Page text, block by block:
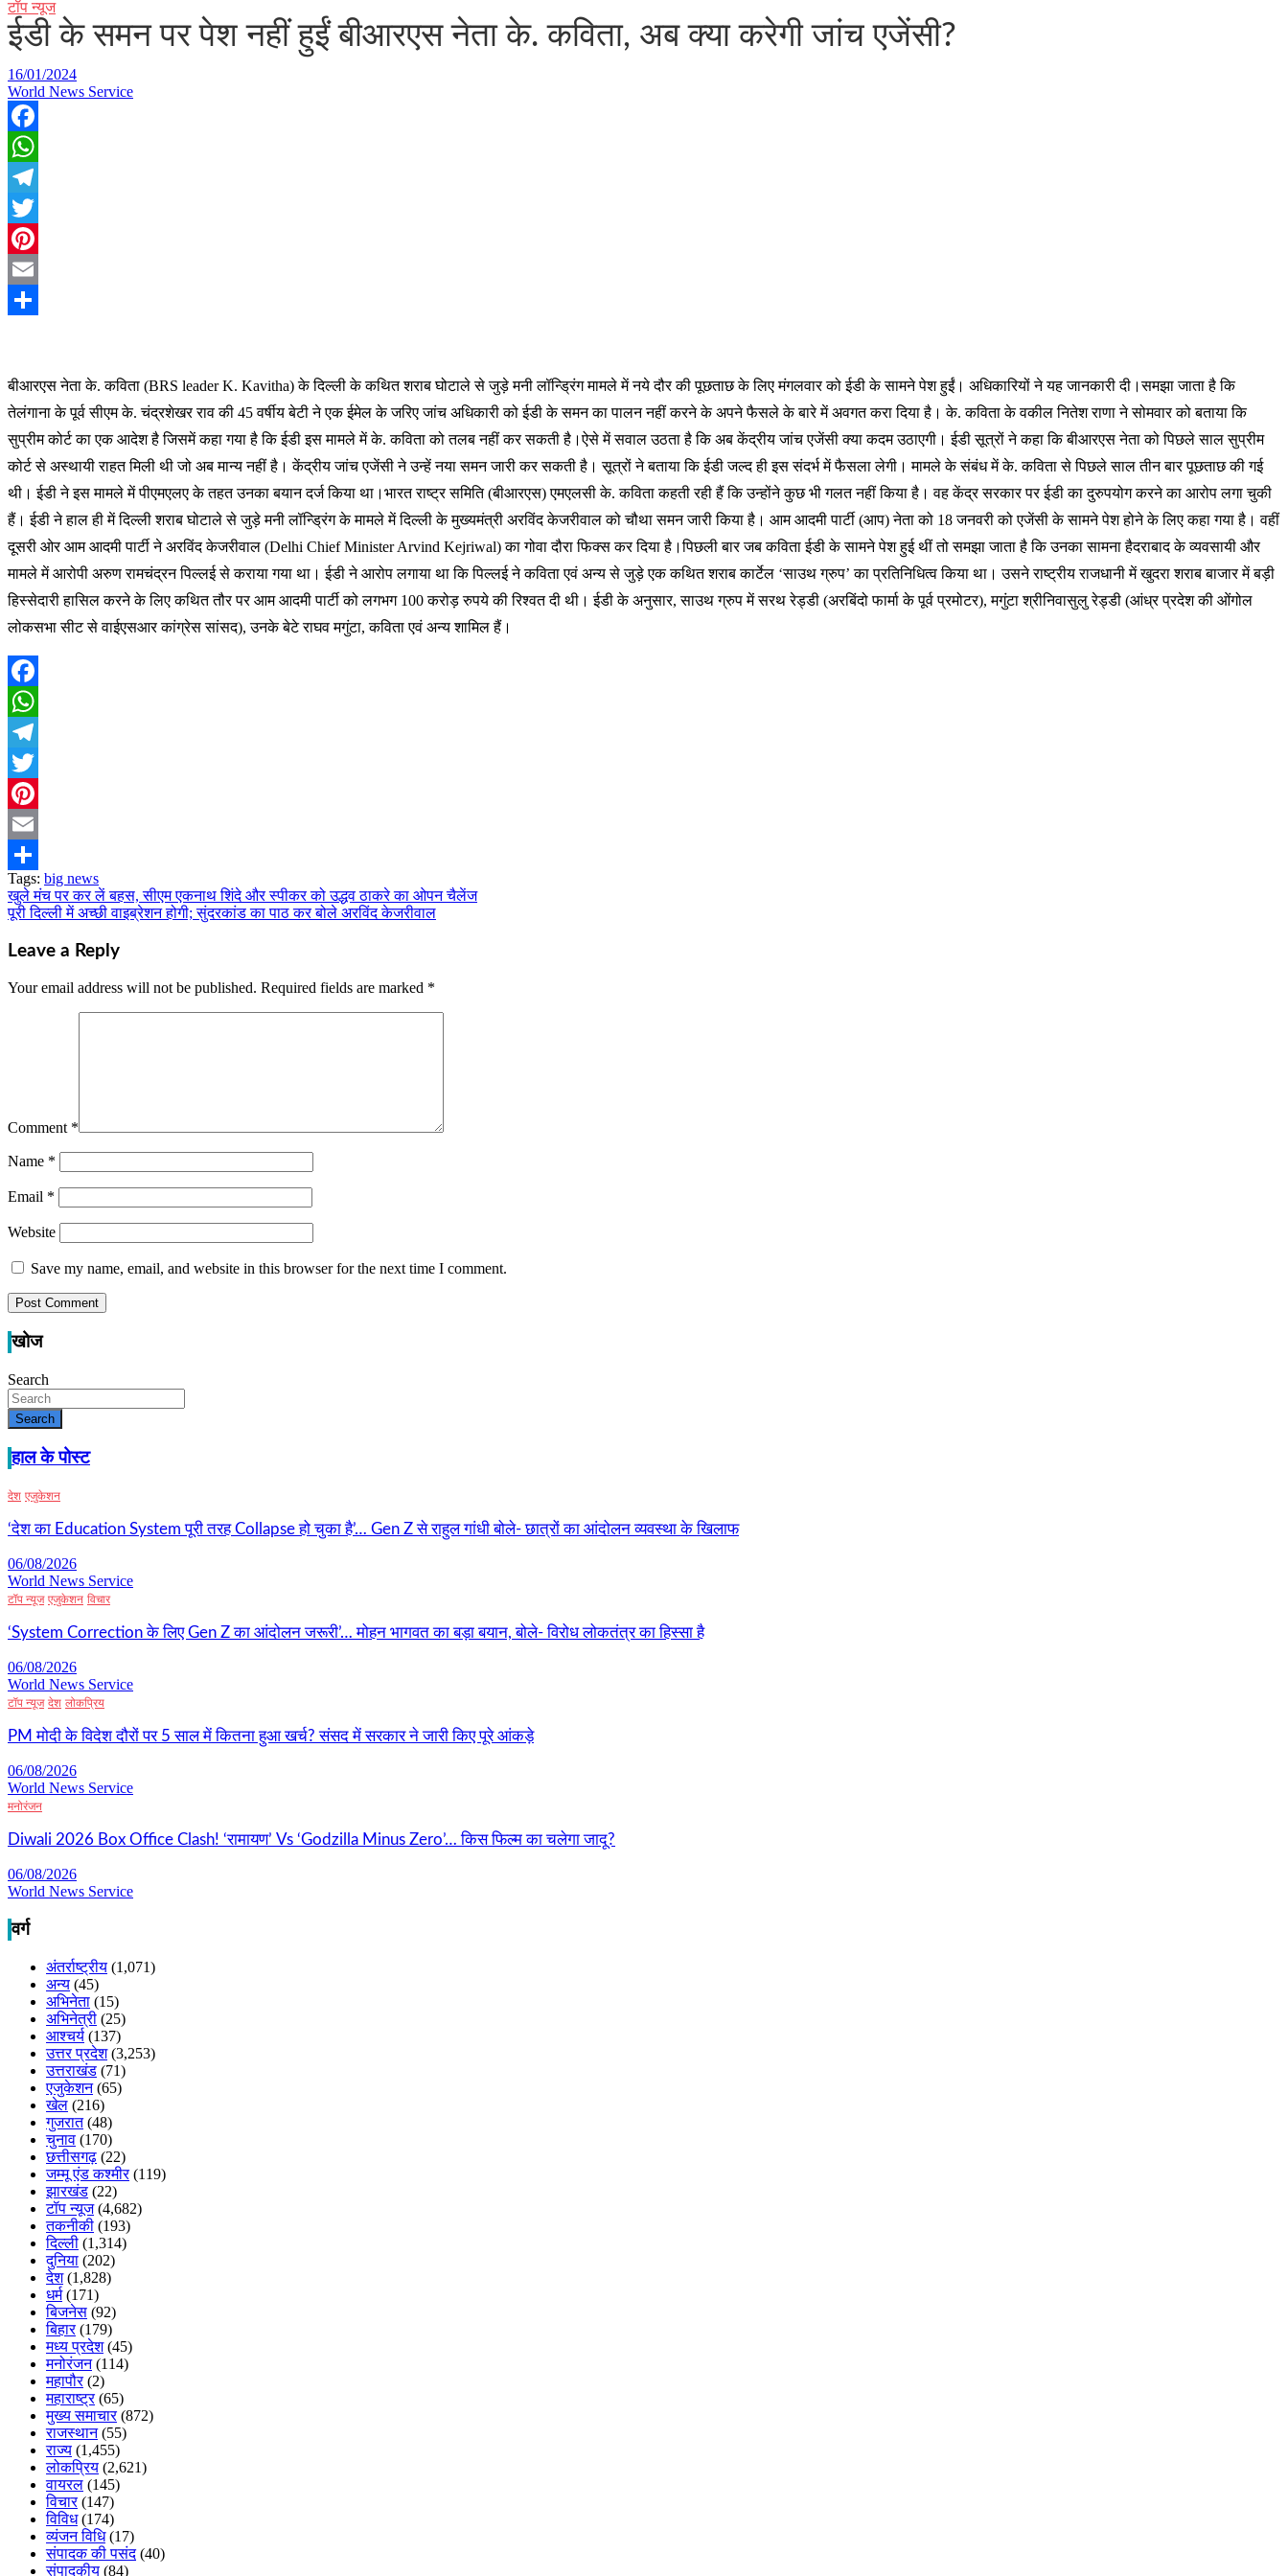
टॉप न्यूज
ईडी के समन पर पेश नहीं हुईं बीआरएस नेता के. कविता, अब क्या करेगी जांच एजेंसी?
16/01/2024
World News Service
Facebook
WhatsApp
Telegram
Twitter
Pinterest
Email
बीआरएस नेता के. कविता (BRS leader K. Kavitha) के दिल्ली के कथित शराब घोटाले से जुड़े मनी लॉन्ड्रिंग मामले में नये दौर की पूछताछ के लिए मंगलवार को ईडी के सामने पेश हुईं। अधिकारियों ने यह जानकारी दी।समझा जाता है कि
तेलंगाना के पूर्व सीएम के. चंद्रशेखर राव की 45 वर्षीय बेटी ने एक ईमेल के जरिए जांच अधिकारी को ईडी के समन का पालन नहीं करने के अपने फैसले के बारे में अवगत करा दिया है। के. कविता के वकील नितेश राणा ने सोमवार को बताया कि
सुप्रीम कोर्ट का एक आदेश है जिसमें कहा गया है कि ईडी इस मामले में के. कविता को तलब नहीं कर सकती है।ऐसे में सवाल उठता है कि अब केंद्रीय जांच एजेंसी क्या कदम उठाएगी। ईडी सूत्रों ने कहा कि बीआरएस नेता को पिछले साल सुप्रीम
कोर्ट से अस्थायी राहत मिली थी जो अब मान्य नहीं है। केंद्रीय जांच एजेंसी ने उन्हें नया समन जारी कर सकती है। सूत्रों ने बताया कि ईडी जल्द ही इस संदर्भ में फैसला लेगी। मामले के संबंध में के. कविता से पिछले साल तीन बार पूछताछ की गई
थी। ईडी ने इस मामले में पीएमएलए के तहत उनका बयान दर्ज किया था।भारत राष्ट्र समिति (बीआरएस) एमएलसी के. कविता कहती रही हैं कि उन्होंने कुछ भी गलत नहीं किया है। वह केंद्र सरकार पर ईडी का दुरुपयोग करने का आरोप लगा चुकी
हैं। ईडी ने हाल ही में दिल्ली शराब घोटाले से जुड़े मनी लॉन्ड्रिंग के मामले में दिल्ली के मुख्यमंत्री अरविंद केजरीवाल को चौथा समन जारी किया है। आम आदमी पार्टी (आप) नेता को 18 जनवरी को एजेंसी के सामने पेश होने के लिए कहा गया है। वहीं
दूसरी ओर आम आदमी पार्टी ने अरविंद केजरीवाल (Delhi Chief Minister Arvind Kejriwal) का गोवा दौरा फिक्स कर दिया है।पिछली बार जब कविता ईडी के सामने पेश हुई थीं तो समझा जाता है कि उनका सामना हैदराबाद के व्यवसायी और
मामले में आरोपी अरुण रामचंद्रन पिल्लई से कराया गया था। ईडी ने आरोप लगाया था कि पिल्लई ने कविता एवं अन्य से जुड़े एक कथित शराब कार्टेल ‘साउथ ग्रुप’ का प्रतिनिधित्व किया था। उसने राष्ट्रीय राजधानी में खुदरा शराब बाजार में बड़ी
हिस्सेदारी हासिल करने के लिए कथित तौर पर आम आदमी पार्टी को लगभग 100 करोड़ रुपये की रिश्वत दी थी। ईडी के अनुसार, साउथ ग्रुप में सरथ रेड्डी (अरबिंदो फार्मा के पूर्व प्रमोटर), मगुंटा श्रीनिवासुलु रेड्डी (आंध्र प्रदेश की ओंगोल
लोकसभा सीट से वाईएसआर कांग्रेस सांसद), उनके बेटे राघव मगुंटा, कविता एवं अन्य शामिल हैं।
Facebook
WhatsApp
Telegram
Twitter
Pinterest
Email
Share
Tags: big news
Post
navigation
खुले मंच पर कर लें बहस, सीएम एकनाथ शिंदे और स्पीकर को उद्धव ठाकरे का ओपन चैलेंज
पूरी दिल्ली में अच्छी वाइब्रेशन होगी; सुंदरकांड का पाठ कर बोले अरविंद केजरीवाल
Leave a Reply
Your email address will not be published. Required fields are marked *
Comment *
Name *
Email *
Website
Save my name, email, and website in this browser for the next time I comment.
खोज
Search
Search
हाल के पोस्ट
देश एजुकेशन
‘देश का Education System पूरी तरह Collapse हो चुका है’… Gen Z से राहुल गांधी बोले- छात्रों का आंदोलन व्यवस्था के खिलाफ
06/08/2026
World News Service
टॉप न्यूज एजुकेशन विचार
‘System Correction के लिए Gen Z का आंदोलन जरूरी’… मोहन भागवत का बड़ा बयान, बोले- विरोध लोकतंत्र का हिस्सा है
06/08/2026
World News Service
टॉप न्यूज देश लोकप्रिय
PM मोदी के विदेश दौरों पर 5 साल में कितना हुआ खर्च? संसद में सरकार ने जारी किए पूरे आंकड़े
06/08/2026
World News Service
मनोरंजन
Diwali 2026 Box Office Clash! ‘रामायण’ Vs ‘Godzilla Minus Zero’… किस फिल्म का चलेगा जादू?
06/08/2026
World News Service
वर्ग
अंतर्राष्ट्रीय (1,071)
अन्य (45)
अभिनेता (15)
अभिनेत्री (25)
आश्चर्य (137)
उत्तर प्रदेश(3,253)
उत्तराखंड (71)
एजुकेशन(65)
खेल (216)
गुजरात(48)
चुनाव (170)
छत्तीसगढ़ (22)
जम्मू एंड कश्मीर(119)
झारखंड (22)
टॉप न्यूज(4,682)
तकनीकी (193)
दिल्ली (1,314)
दुनिया (202)
देश(1,828)
धर्म(171)
बिजनेस (92)
बिहार(179)
मध्य प्रदेश(45)
मनोरंजन(114)
महापौर(2)
महाराष्ट्र(65)
मुख्य समाचार(872)
राजस्थान(55)
राज्य (1,455)
लोकप्रिय (2,621)
वायरल (145)
विचार(147)
विविध(174)
व्यंजन विधि(17)
संपादक की पसंद(40)
संपादकीय (84)